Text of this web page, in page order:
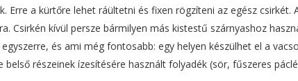
Erre a kürtőre lehet ráültetni és fixen rögzíteni az egész
Csirkén kívül persze bármilyen más kistestű szárnyashoz
és ami még fontosabb: egy helyen készülhet el a
részeinek ízesítésére használt folyadék (sör, fűszeres